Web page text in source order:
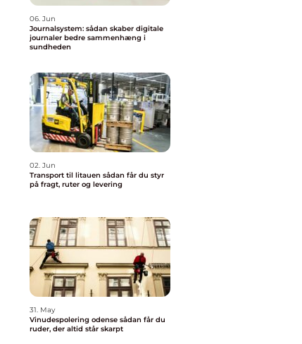
06. Jun
Journalsystem: sådan skaber digitale
journaler bedre sammenhæng i
sundheden
02. Jun
Transport til litauen sådan får du styr
på fragt, ruter og levering
31. May
Vinudespolering odense sådan får du
ruder, der altid står skarpt